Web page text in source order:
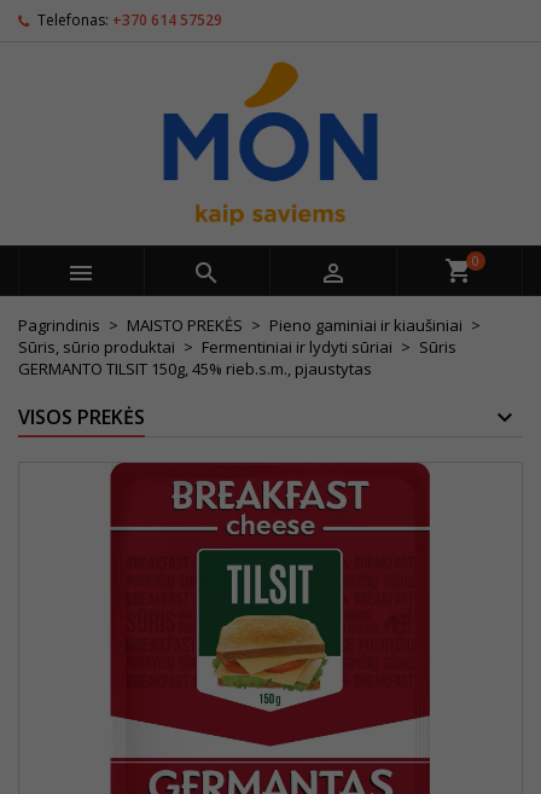
Telefonas: +370 614 57529
   0
Pagrindinis MAISTO PREKĖS
Pieno gaminiai ir kiaušiniai
Sūris, sūrio produktai
Fermentiniai ir lydyti sūriai
Sūris
GERMANTO TILSIT 150g, 45% rieb.s.m., pjaustytas
VISOS PREKĖS